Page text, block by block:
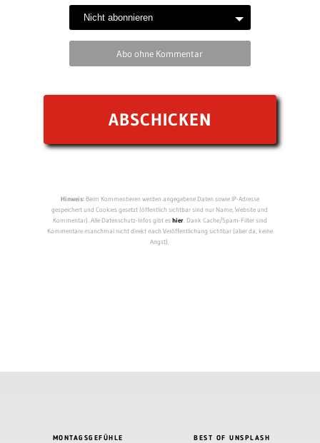
Abo ohne Kommentar
Hinweis:Beim Kommentieren werden angegebene Daten sowie IP-Adresse
gespeichert und Cookies gesetzt (öffentlich sichtbar sind nur Name, Website und
Kommentar). Alle Datenschutz-Infos gibt eshier. Dank Cache/Spam-Filter sind
Kommentare manchmal nicht direkt nach Veröffentlichung sichtbar (aber da, keine
Angst).
MONTAGSGEFÜHLE BEST OF UNSPLASH